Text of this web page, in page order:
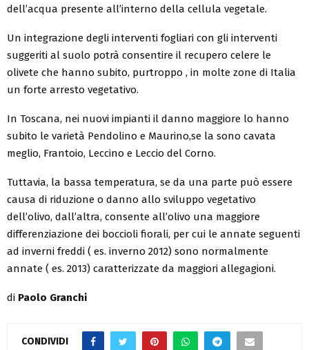
dell’acqua presente all’interno della cellula vegetale.
Un integrazione degli interventi fogliari con gli interventi
suggeriti al suolo potrà consentire il recupero celere le
olivete che hanno subito, purtroppo , in molte zone di Italia
un forte arresto vegetativo.
In Toscana, nei nuovi impianti il danno maggiore lo hanno
subito le varietà Pendolino e Maurino,se la sono cavata
meglio, Frantoio, Leccino e Leccio del Corno.
Tuttavia, la bassa temperatura, se da una parte può essere
causa di riduzione o danno allo sviluppo vegetativo
dell’olivo, dall’altra, consente all’olivo una maggiore
differenziazione dei boccioli fiorali, per cui le annate seguenti
ad inverni freddi ( es. inverno 2012) sono normalmente
annate ( es. 2013) caratterizzate da maggiori allegagioni.
di Paolo Granchi
CONDIVIDI